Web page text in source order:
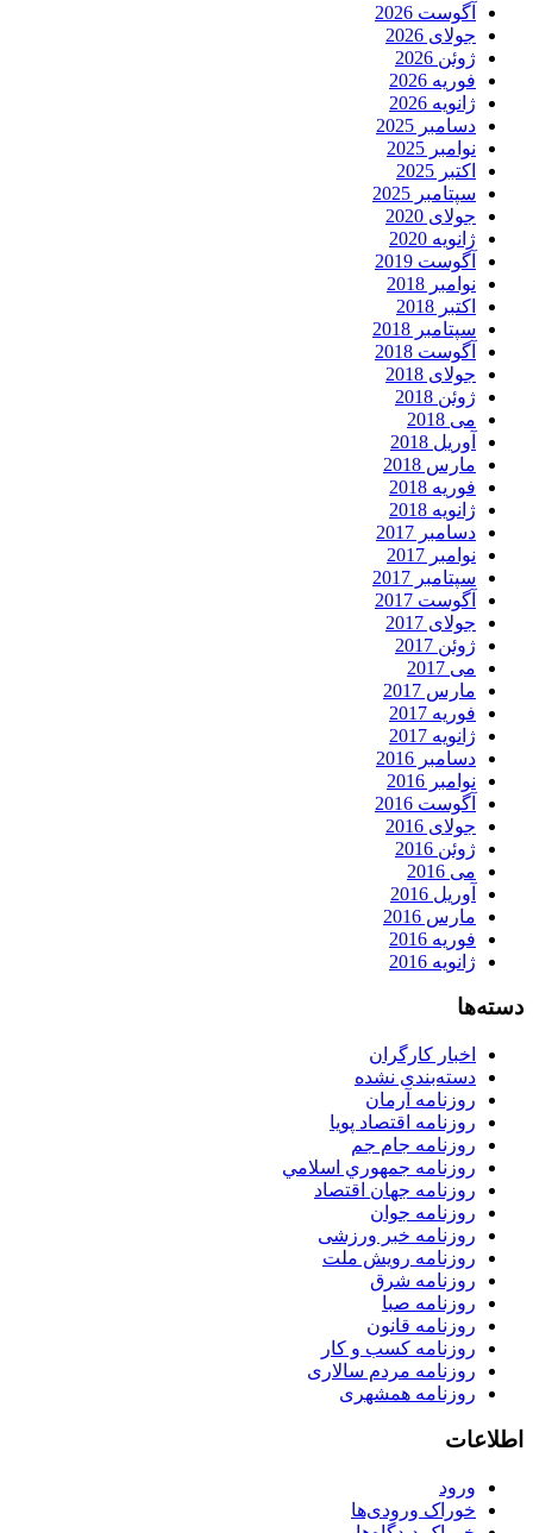
آگوست 2026
جولای 2026
ژوئن 2026
فوریه 2026
ژانویه 2026
دسامبر 2025
نوامبر 2025
اکتبر 2025
سپتامبر 2025
جولای 2020
ژانویه 2020
آگوست 2019
نوامبر 2018
اکتبر 2018
سپتامبر 2018
آگوست 2018
جولای 2018
ژوئن 2018
می 2018
آوریل 2018
مارس 2018
فوریه 2018
ژانویه 2018
دسامبر 2017
نوامبر 2017
سپتامبر 2017
آگوست 2017
جولای 2017
ژوئن 2017
می 2017
مارس 2017
فوریه 2017
ژانویه 2017
دسامبر 2016
نوامبر 2016
آگوست 2016
جولای 2016
ژوئن 2016
می 2016
آوریل 2016
مارس 2016
فوریه 2016
ژانویه 2016
دسته‌ها
اخبار کارگران
دسته‌بندی نشده
روزنامه آرمان
روزنامه اقتصاد پویا
روزنامه جام جم
روزنامه جمهوري اسلامي
روزنامه جهان اقتصاد
روزنامه جوان
روزنامه خبر ورزشى
روزنامه رویش ملت
روزنامه شرق
روزنامه صبا
روزنامه قانون
روزنامه كسب و كار
روزنامه مردم سالاری
روزنامه همشهری
اطلاعات
ورود
خوراک ورودی‌ها